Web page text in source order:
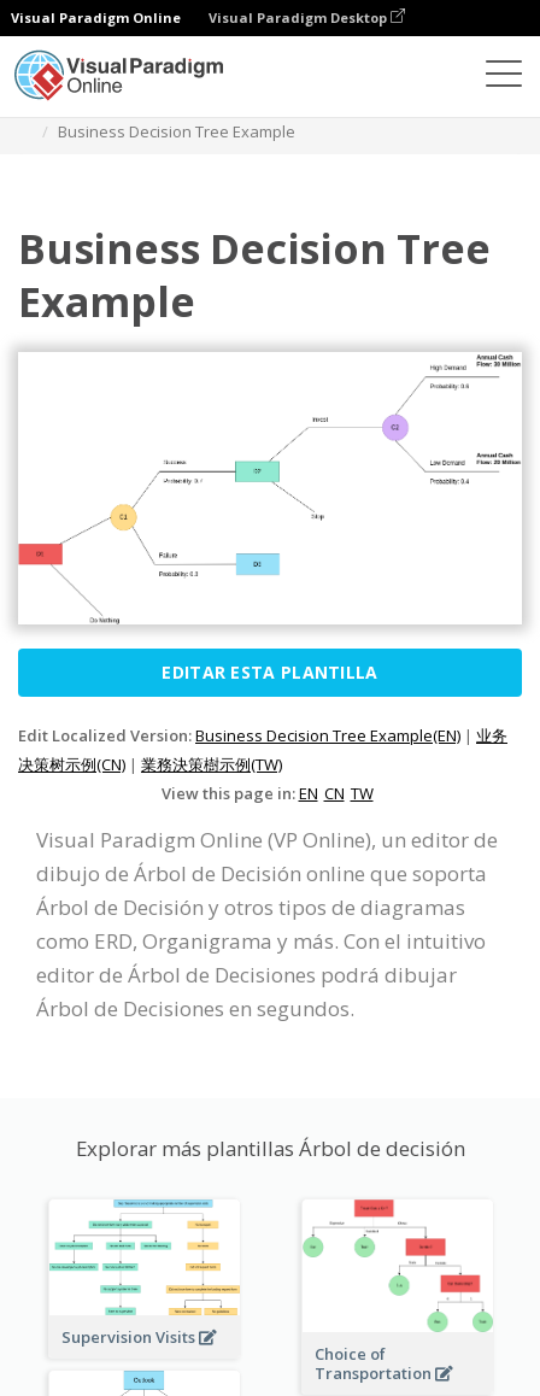
Visual Paradigm Online Visual Paradigm Desktop
Business Decision Tree Example
Business Decision Tree
Example
EDITAR ESTA PLANTILLA
Edit Localized Version:Business Decision Tree Example(EN) | 业务
决策树示例(CN) | 業務決策樹示例(TW)
View this page in:EN CN TW
Visual Paradigm Online (VP Online), un editor de
dibujo de Árbol de Decisión online que soporta
Árbol de Decisión y otros tipos de diagramas
como ERD, Organigrama y más. Con el intuitivo
editor de Árbol de Decisiones podrá dibujar
Árbol de Decisiones en segundos.
Explorar más plantillas Árbol de decisión
Supervision Visits
Choice of
Transportation